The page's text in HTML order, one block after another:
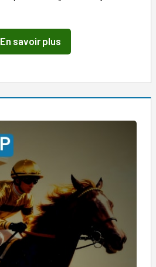
En savoir plus